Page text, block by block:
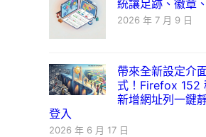
統讓足跡、徽章
2026 年 7 月 9 日
帶來全新設定介
式！Firefox 152
新增網址列一鍵
登入
2026 年 6 月 17 日